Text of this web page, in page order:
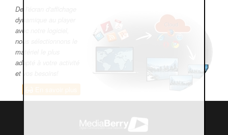
De l'écran d'affichage
dynamique au player
avec notre logiciel,
nous sélectionnons le
matériel le plus
adapté à votre activité
et vos besoins!